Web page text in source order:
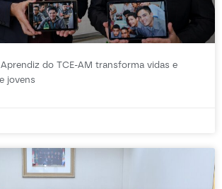
do TCE-AM transforma vidas e
jovens